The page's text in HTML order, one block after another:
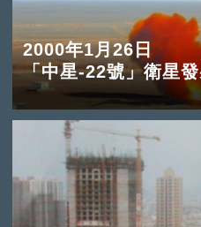
2000年1月26日
「中星-22號」衛星